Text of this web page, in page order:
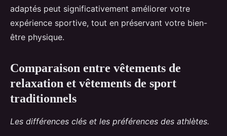
adaptés peut significativement améliorer votre
expérience sportive, tout en préservant votre bien-
être physique.
Comparaison entre vêtements de
relaxation et vêtements de sport
traditionnels
Les différences clés et les préférences des athlètes.